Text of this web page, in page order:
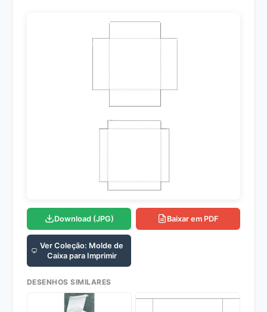
Download (JPG) Baixar em PDF
Ver Coleção: Molde de
Caixa para Imprimir
DESENHOS SIMILARES